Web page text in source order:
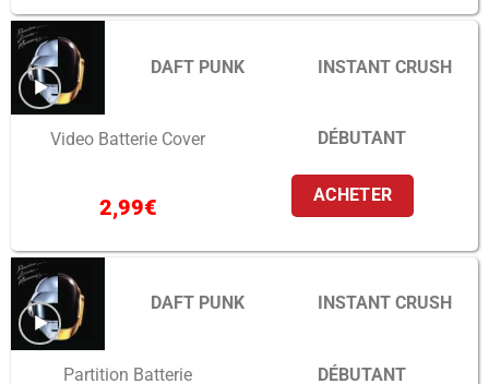
DAFT PUNK INSTANT CRUSH
Video Batterie Cover DÉBUTANT
2,99€ ACHETER
DAFT PUNK INSTANT CRUSH
Partition Batterie DÉBUTANT